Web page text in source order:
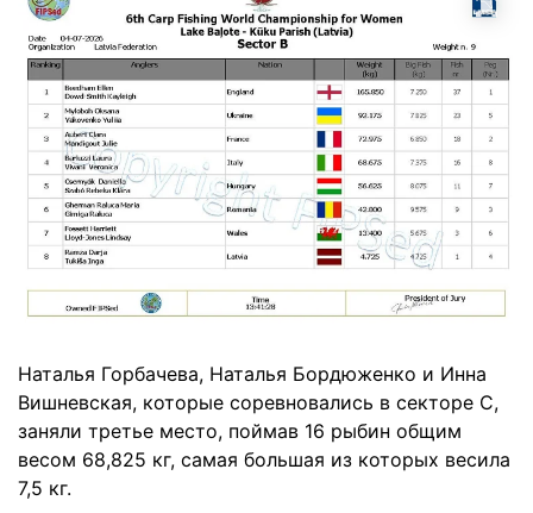
Наталья Горбачева, Наталья Бордюженко и Инна
Вишневская, которые соревновались в секторе С,
заняли третье место, поймав 16 рыбин общим
весом 68,825 кг, самая большая из которых весила
7,5 кг.